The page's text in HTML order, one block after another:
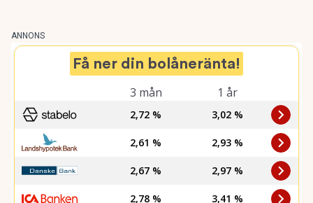
ANNONS